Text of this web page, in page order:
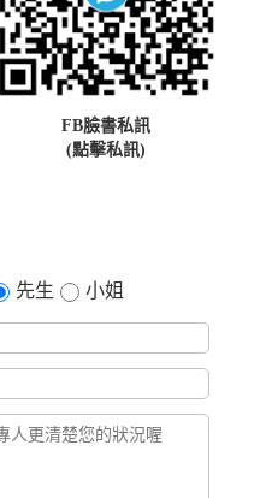
FB臉書私訊
(點擊私訊)
先生 小姐